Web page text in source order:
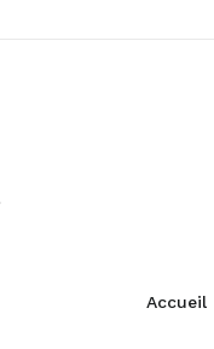
Accueil